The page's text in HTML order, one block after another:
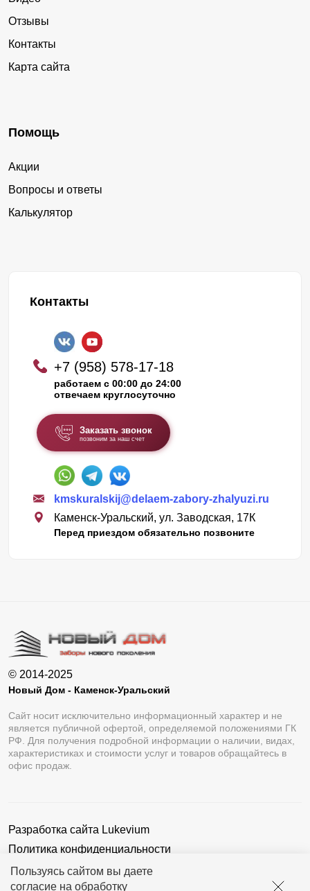
Пользуясь сайтом вы даете
согласие на обработку
Отзывы
Контакты
Карта сайта
Помощь
Акции
Вопросы и ответы
Калькулятор
Контакты
+7 (958) 578-17-18
работаем с 00:00 до 24:00
отвечаем круглосуточно
Заказать звонок
позвоним за наш счет
kmskuralskij@delaem-zabory-zhalyuzi.ru
Каменск-Уральский, ул. Заводская, 17К
Перед приездом обязательно позвоните
© 2014-2025
Новый Дом - Каменск-Уральский
Сайт носит исключительно информационный характер и не
является публичной офертой, определяемой положениями ГК
РФ. Для получения подробной информации о наличии, видах,
характеристиках и стоимости услуг и товаров обращайтесь в
офис продаж.
Разработка сайта Lukevium
Политика конфиденциальности
Пользовательское соглашение